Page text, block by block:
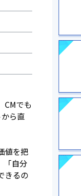
CMでも
ら直
値を把
「自分
きるの